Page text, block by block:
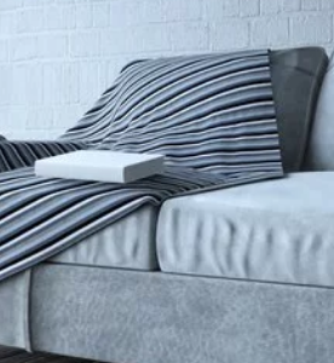
jakości? Przegląd istotnych
na przykładzie wybranych
z przeglądem cech, które
o wysokiej jakości
Przykłady zastosowania
cech przez renomowanych